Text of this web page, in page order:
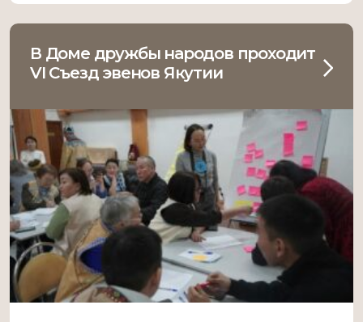
РС(Я) на 2020-2024 годы», сообщили в
ИГИиПМНС. Фото: igi.ysn.ru Передвигаясь в
основном на моторной лодке, ученые
исследовали языковую ситуацию в
Кюпском, […]
В Доме дружбы народов проходит
VI Съезд эвенов Якутии